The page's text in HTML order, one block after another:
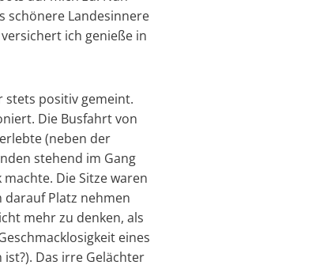
schönere Landesinnere
ich genieße in
stets positiv gemeint.
Die Busfahrt von
(neben der
stehend im Gang
Die Sitze waren
darauf Platz nehmen
mehr zu denken, als
eines
Das irre Gelächter